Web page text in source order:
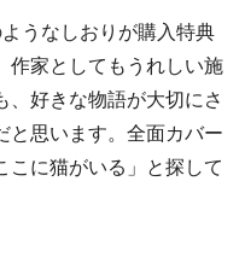
うなしおりが購入特典
作家としてもうれしい施
好きな物語が大切にさ
と思います。全面カバー
こに猫がいる」と探して